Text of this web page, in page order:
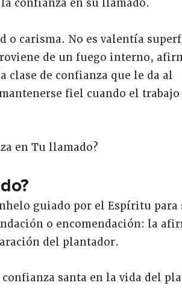
confianza en su llamado.
o carisma. No es valentía
de un fuego interno,
clase de confianza que le da al
fiel cuando el trabajo
en Tu llamado?
guiado por el Espíritu para
o encomendación: la
del plantador.
santa en la vida del